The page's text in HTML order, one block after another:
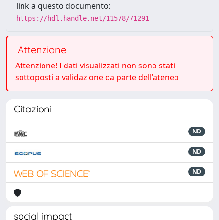
link a questo documento:
https://hdl.handle.net/11578/71291
Attenzione
Attenzione! I dati visualizzati non sono stati
sottoposti a validazione da parte dell'ateneo
Citazioni
ND
ND
ND
social impact